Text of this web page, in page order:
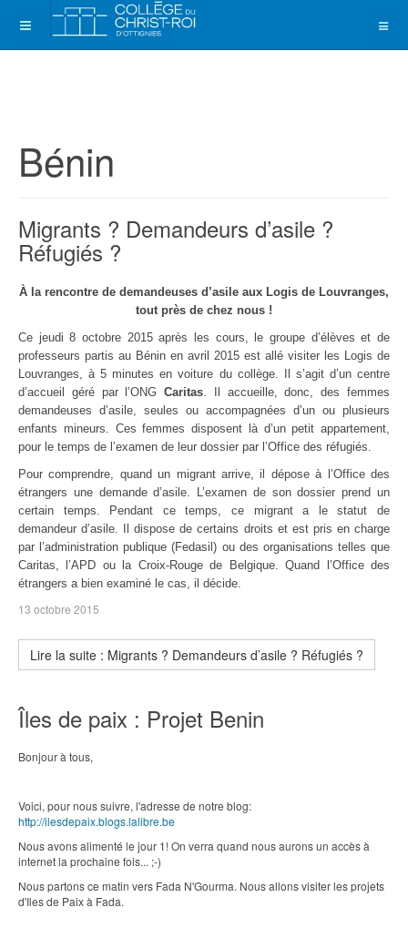
Bénin
Migrants ? Demandeurs d’asile ?
Réfugiés ?
À la rencontre de demandeuses d’asile aux Logis de Louvranges,
tout près de chez nous !
Ce jeudi 8 octobre 2015 après les cours, le groupe d’élèves et de
professeurs partis au Bénin en avril 2015 est allé visiter les Logis de
Louvranges, à 5 minutes en voiture du collège. Il s’agit d’un centre
d’accueil géré par l’ONGCaritas. Il accueille, donc, des femmes
demandeuses d’asile, seules ou accompagnées d’un ou plusieurs
enfants mineurs. Ces femmes disposent là d’un petit appartement,
pour le temps de l’examen de leur dossier par l’Office des réfugiés.
Pour comprendre, quand un migrant arrive, il dépose à l’Office des
étrangers une demande d’asile. L’examen de son dossier prend un
certain temps. Pendant ce temps, ce migrant a le statut de
demandeur d’asile. Il dispose de certains droits et est pris en charge
par l’administration publique (Fedasil) ou des organisations telles que
Caritas, l’APD ou la Croix-Rouge de Belgique. Quand l’Office des
étrangers a bien examiné le cas, il décide.
13 octobre 2015
Lire la suite : Migrants ? Demandeurs d’asile ? Réfugiés ?
Îles de paix : Projet Benin
Bonjour à tous,
Voici, pour nous suivre, l'adresse de notre blog:
http://ilesdepaix.blogs.lalibre.be
Nous avons alimenté le jour 1! On verra quand nous aurons un accès à
internet la prochaine fois... ;-)
Nous partons ce matin vers Fada N'Gourma. Nous allons visiter les projets
d'Iles de Paix à Fada.